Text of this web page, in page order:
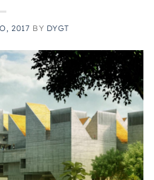
2017 BY DYGT